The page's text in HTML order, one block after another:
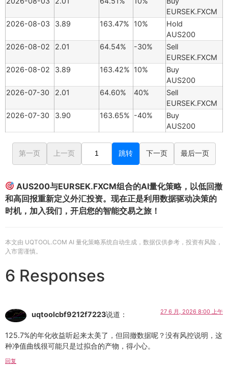
EURSEK.FXCM
2026-08-03
3.89 163.47% 10%
Hold
AUS200
2026-08-02
2.01 64.54% -30%
Sell
EURSEK.FXCM
2026-08-02
3.89 163.42% 10%
Buy
AUS200
2026-07-30
2.01 64.60% 40%
Sell
EURSEK.FXCM
2026-07-30
3.90 163.65% -40%
Buy
AUS200
第一页 上一页 跳转 下一页 最后一页
AUS200与EURSEK.FXCM组合的AI量化策略，以低回撤
和高回报重新定义外汇投资。现在正是利用数据驱动决策的
时机，加入我们，开启您的智能交易之旅！
本文由 UQTOOL.COM AI 量化策略系统自动生成，数据仅供参考，投资有风险，
入市需谨慎。
6 Responses
uqtoolcbf9212f7223说道： 27 6 月, 2026 8:00 上午
125.7%的年化收益听起来太美了，但回撤数据呢？没有风控说明，这
种净值曲线很可能只是过拟合的产物，得小心。
回复